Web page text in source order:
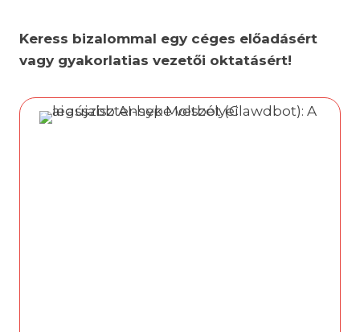
Keress bizalommal egy céges előadásért
vagy gyakorlatias vezetői oktatásért!